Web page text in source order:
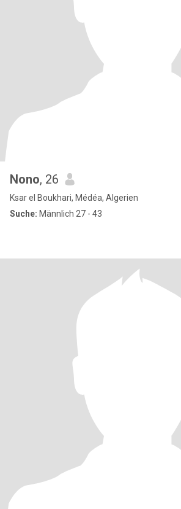
Nono, 26
Ksar el Boukhari, Médéa, Algerien
Suche: Männlich 27 - 43